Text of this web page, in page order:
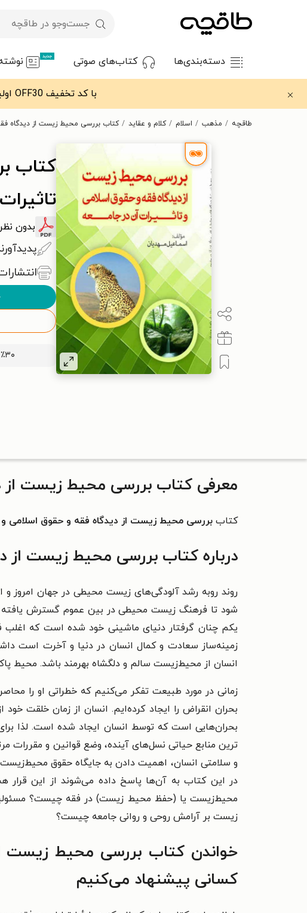
دسته‌بندی‌ها کتاب‌های صوتی جدید
با کد تخفیف OFF30 اولین کتاب الکترونیکی یا صوتی‌ات را با ۳۰٪ تخفیف از طاقچه دریافت کن.
طاقچه مذهب اسلام کلام و عقاید کتاب بررسی محیط زیست از دیدگاه
کتاب
بدون نظر
٪۳۰ تخفیف اولین خرید کتاب با کد
معرفی کتاب بررسی محیط زیست از
کتاب بررسی محیط زیست از دیدگاه فقه و حقوق اسلامی و
درباره کتاب بررسی محیط زیست از
روند روبه رشد آلودگی‌های زیست محیطی در جهان
شود تا فرهنگ زیست محیطی در بین عموم گسترش یافته
یکم چنان گرفتار دنیای ماشینی خود شده است که اغلب
زمینه‌ساز سعادت و کمال انسان در دنیا و آخرت است
انسان از محیط‌زیست سالم و دلگشاه بهرمند باشد. محیط
زمانی در مورد طبیعت تفکر می‌کنیم که خطراتی او را
بحران انقراض را ایجاد کرده‌ایم. انسان از زمان خلقت
بحران‌هایی است که توسط انسان ایجاد شده است. لذا
ترین منابع حیاتی نسل‌های آینده، وضع قوانین و مقررات
و سلامتی انسان، اهمیت دادن به جایگاه حقوق محیط‌زیست
در این کتاب به آن‌ها پاسخ داده می‌شوند از این قرار
محیط‌زیست یا (حفظ محیط زیست) در فقه چیست؟
زیست بر آرامش روحی و روانی جامعه چیست؟
خواندنکتاب بررسی محیط زیست
کسانی پیشنهاد می‌کنیم